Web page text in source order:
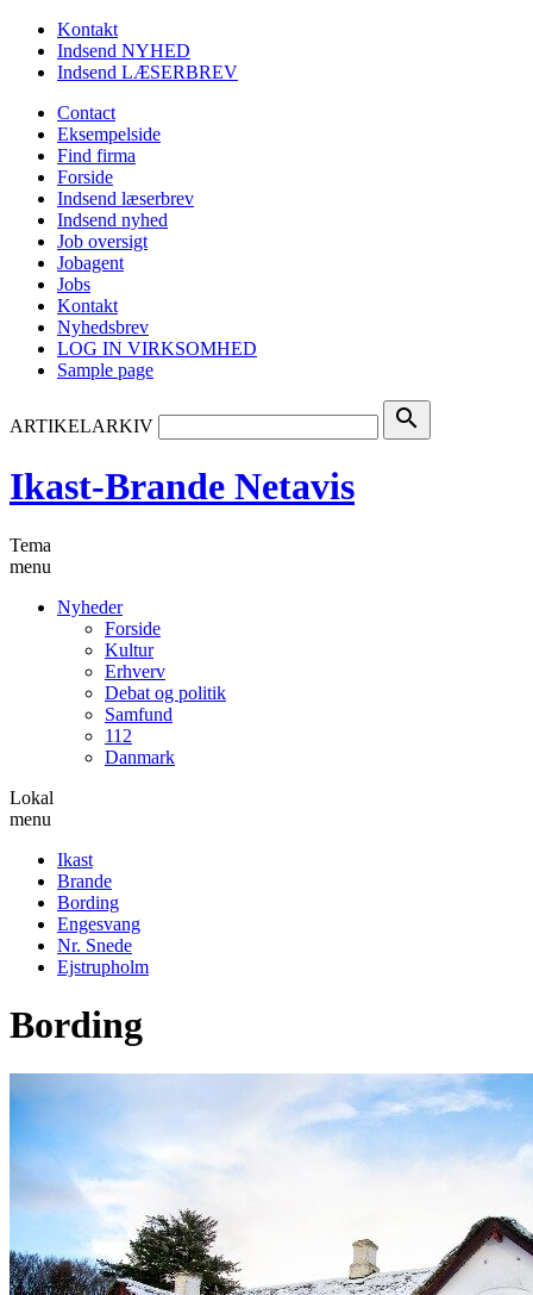
Kontakt
Indsend NYHED
Indsend LÆSERBREV
Contact
Eksempelside
Find firma
Forside
Indsend læserbrev
Indsend nyhed
Job oversigt
Jobagent
Jobs
Kontakt
Nyhedsbrev
LOG IN VIRKSOMHED
Sample page
ARTIKELARKIV search
Ikast-Brande Netavis
Tema
menu
Nyheder
Forside
Kultur
Erhverv
Debat og politik
Samfund
112
Danmark
Lokal
menu
Ikast
Brande
Bording
Engesvang
Nr. Snede
Ejstrupholm
Bording